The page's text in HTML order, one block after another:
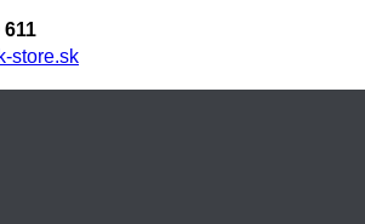
611
store.sk